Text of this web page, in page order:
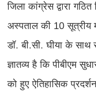
जिला कांग्रेस द्वारा गठित
अस्पताल की 10 सूत्रीय
डॉ. बी.सी. घीया के साथ
ज्ञातव्य है कि पीबीएम
को हुए ऐतिहासिक